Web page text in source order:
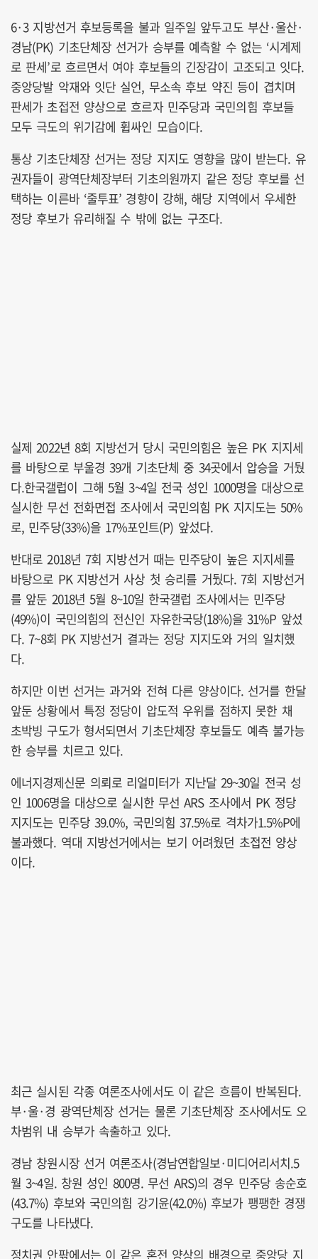
6·3 지방선거 후보등록을 불과 일주일 앞두고도 부산·울산·
경남(PK) 기초단체장 선거가 승부를 예측할 수 없는 ‘시계제
로 판세’로 흐르면서 여야 후보들의 긴장감이 고조되고 잇다.
중앙당발 악재와 잇단 실언, 무소속 후보 약진 등이 겹치며
판세가 초접전 양상으로 흐르자 민주당과 국민의힘 후보들
모두 극도의 위기감에 휩싸인 모습이다.
통상 기초단체장 선거는 정당 지지도 영향을 많이 받는다. 유
권자들이 광역단체장부터 기초의원까지 같은 정당 후보를 선
택하는 이른바 ‘줄투표’ 경향이 강해, 해당 지역에서 우세한
정당 후보가 유리해질 수 밖에 없는 구조다.
실제 2022년 8회 지방선거 당시 국민의힘은 높은 PK 지지세
를 바탕으로 부울경 39개 기초단체 중 34곳에서 압승을 거뒀
다.한국갤럽이 그해 5월 3~4일 전국 성인 1000명을 대상으로
실시한 무선 전화면접 조사에서 국민의힘 PK 지지도는 50%
로, 민주당(33%)을 17%포인트(P) 앞섰다.
반대로 2018년 7회 지방선거 때는 민주당이 높은 지지세를
바탕으로 PK 지방선거 사상 첫 승리를 거뒀다. 7회 지방선거
를 앞둔 2018년 5월 8~10일 한국갤럽 조사에서는 민주당
(49%)이 국민의힘의 전신인 자유한국당(18%)을 31%P 앞섰
다. 7~8회 PK 지방선거 결과는 정당 지지도와 거의 일치했
다.
하지만 이번 선거는 과거와 전혀 다른 양상이다. 선거를 한달
앞둔 상황에서 특정 정당이 압도적 우위를 점하지 못한 채
초박빙 구도가 형서되면서 기초단체장 후보들도 예측 불가능
한 승부를 치르고 있다.
에너지경제신문 의뢰로 리얼미터가 지난달 29~30일 전국 성
인 1006명을 대상으로 실시한 무선 ARS 조사에서 PK 정당
지지도는 민주당 39.0%, 국민의힘 37.5%로 격차가1.5%P에
불과했다. 역대 지방선거에서는 보기 어려웠던 초접전 양상
이다.
최근 실시된 각종 여론조사에서도 이 같은 흐름이 반복된다.
부·울·경 광역단체장 선거는 물론 기초단체장 조사에서도 오
차범위 내 승부가 속출하고 있다.
경남 창원시장 선거 여론조사(경남연합일보·미디어리서치.5
월 3~4일. 창원 성인 800명. 무선 ARS)의 경우 민주당 송순호
(43.7%) 후보와 국민의힘 강기윤(42.0%) 후보가 팽팽한 경쟁
구도를 나타냈다.
정치권 안팎에서는 이 같은 혼전 양상의 배경으로 중앙당 지